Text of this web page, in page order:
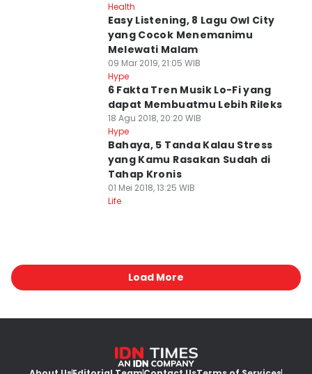
Health
Easy Listening, 8 Lagu Owl City
yang Cocok Menemanimu
Melewati Malam
09 Mar 2019, 21:05 WIB
Hype
6 Fakta Tren Musik Lo-Fi yang
dapat Membuatmu Lebih Rileks
18 Agu 2018, 20:20 WIB
Hype
Bahaya, 5 Tanda Kalau Stress
yang Kamu Rasakan Sudah di
Tahap Kronis
01 Mei 2018, 13:25 WIB
Life
Load More